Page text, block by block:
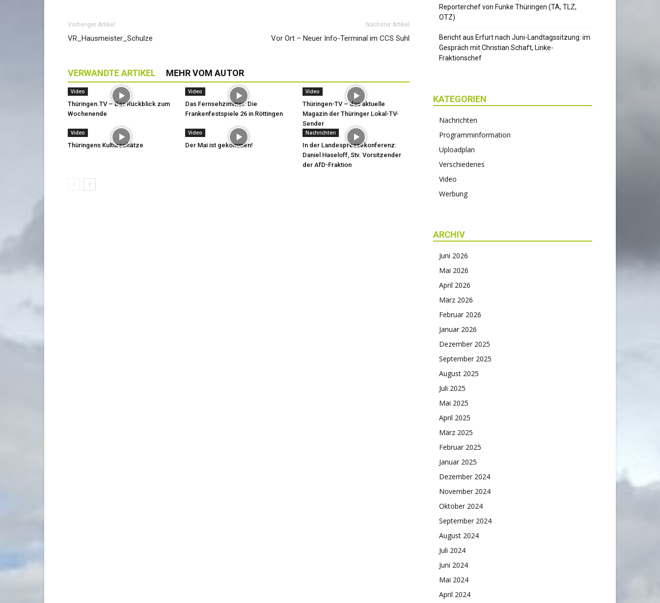
Vorheriger Artikel
VR_Hausmeister_Schulze
Nächster Artikel
Vor Ort – Neuer Info-Terminal im CCS Suhl
VERWANDTE ARTIKEL MEHR VOM AUTOR
Video
Thüringen.TV – Der Rückblick zum
Wochenende
Video
Das Fernsehzimmer: Die
Frankenfestspiele 26 in Röttingen
Video
Thüringen-TV – das aktuelle
Magazin der Thüringer Lokal-TV-
Sender
Video
Thüringens Kulturschätze
Video
Der Mai ist gekommen!
Nachrichten
In der Landespressekonferenz:
Daniel Haseloff, Stv. Vorsitzender
der AfD-Fraktion
Reporterchef von Funke Thüringen (TA, TLZ,
OTZ)
Bericht aus Erfurt nach Juni-Landtagssitzung: im
Gespräch mit Christian Schaft, Linke-
Fraktionschef
KATEGORIEN
Nachrichten
Programminformation
Uploadplan
Verschiedenes
Video
Werbung
ARCHIV
Juni 2026
Mai 2026
April 2026
März 2026
Februar 2026
Januar 2026
Dezember 2025
September 2025
August 2025
Juli 2025
Mai 2025
April 2025
März 2025
Februar 2025
Januar 2025
Dezember 2024
November 2024
Oktober 2024
September 2024
August 2024
Juli 2024
Juni 2024
Mai 2024
April 2024